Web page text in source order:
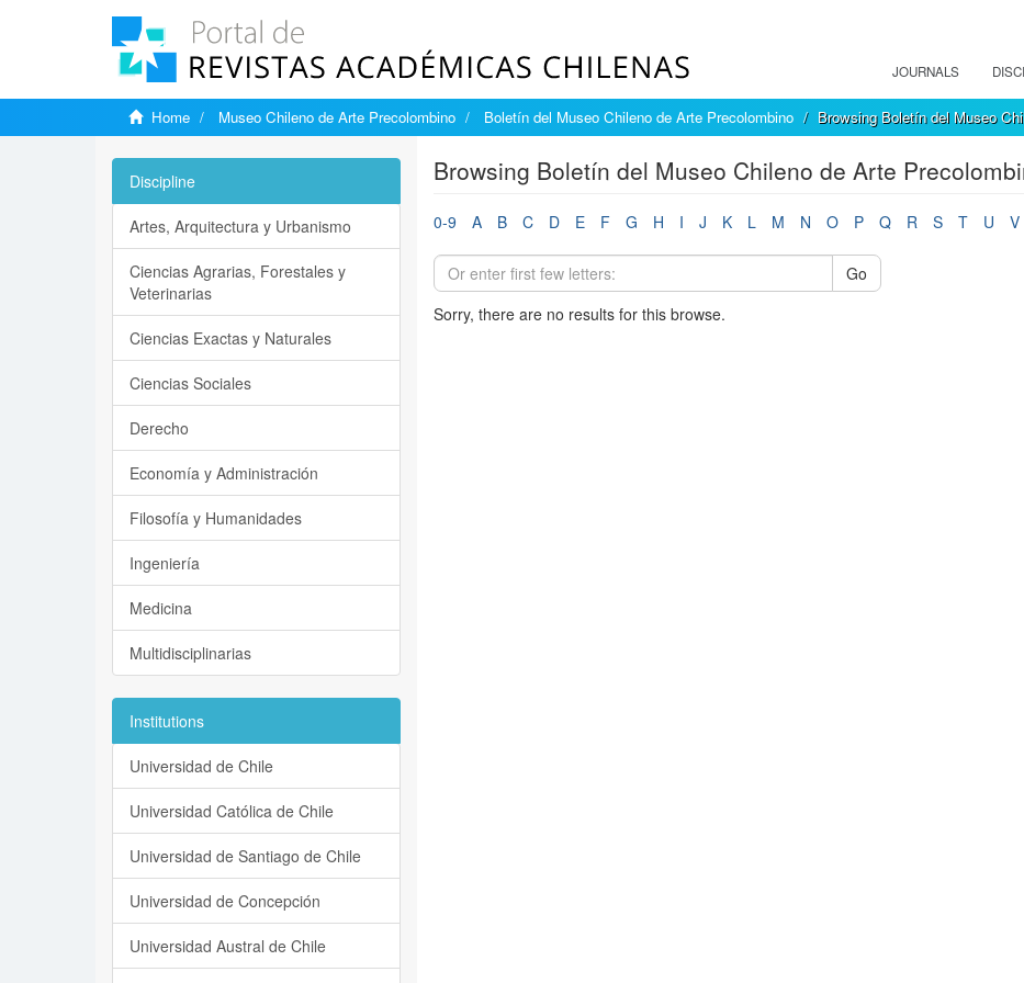
JOURNALS
Home Museo Chileno de Arte Precolombino Boletín del Museo Chileno de Arte Precolombino Browsing Boletín del Museo
Browsing Boletín del Museo Chileno de Arte
0-9 A B C D E F G H I J K L M N O P Q R S T U V
Go
Sorry, there are no results for this browse.
Discipline
Artes, Arquitectura y Urbanismo
Ciencias Agrarias, Forestales y
Veterinarias
Ciencias Exactas y Naturales
Ciencias Sociales
Derecho
Economía y Administración
Filosofía y Humanidades
Ingeniería
Medicina
Multidisciplinarias
Institutions
Universidad de Chile
Universidad Católica de Chile
Universidad de Santiago de Chile
Universidad de Concepción
Universidad Austral de Chile